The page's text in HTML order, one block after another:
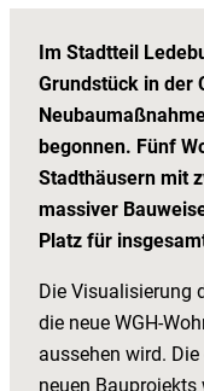
Im Stadtteil
Grundstück in der
begonnen. Fünf
Stadthäusern mit
massiver
Platz für
Die Visualisierung
die neue WGH-
aussehen wird.
neuen